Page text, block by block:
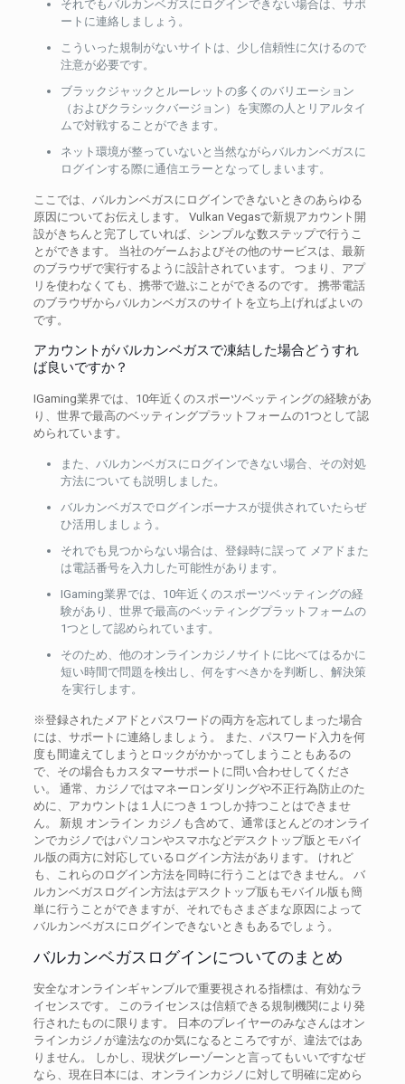
それでもバルカンベガスにログインできない場合は、サポ
ートに連絡しましょう。
こういった規制がないサイトは、少し信頼性に欠けるので
注意が必要です。
ブラックジャックとルーレットの多くのバリエーション
（およびクラシックバージョン）を実際の人とリアルタイ
ムで対戦することができます。
ネット環境が整っていないと当然ながらバルカンベガスに
ログインする際に通信エラーとなってしまいます。
ここでは、バルカンベガスにログインできないときのあらゆる
原因についてお伝えします。 Vulkan Vegasで新規アカウント開
設がきちんと完了していれば、シンプルな数ステップで行うこ
とができます。 当社のゲームおよびその他のサービスは、最新
のブラウザで実行するように設計されています。 つまり、アプ
リを使わなくても、携帯で遊ぶことができるのです。 携帯電話
のブラウザからバルカンベガスのサイトを立ち上げればよいの
です。
アカウントがバルカンベガスで凍結した場合どうすれ
ば良いですか？
IGaming業界では、10年近くのスポーツベッティングの経験があ
り、世界で最高のベッティングプラットフォームの1つとして認
められています。
また、バルカンベガスにログインできない場合、その対処
方法についても説明しました。
バルカンベガスでログインボーナスが提供されていたらぜ
ひ活用しましょう。
それでも見つからない場合は、登録時に誤って メアドまた
は電話番号を入力した可能性があります。
IGaming業界では、10年近くのスポーツベッティングの経
験があり、世界で最高のベッティングプラットフォームの
1つとして認められています。
そのため、他のオンラインカジノサイトに比べてはるかに
短い時間で問題を検出し、何をすべきかを判断し、解決策
を実行します。
※登録されたメアドとパスワードの両方を忘れてしまった場合
には、サポートに連絡しましょう。 また、パスワード入力を何
度も間違えてしまうとロックがかかってしまうこともあるの
で、その場合もカスタマーサポートに問い合わせしてくださ
い。 通常、カジノではマネーロンダリングや不正行為防止のた
めに、アカウントは１人につき１つしか持つことはできませ
ん。 新規 オンライン カジノも含めて、通常ほとんどのオンライ
ンでカジノではパソコンやスマホなどデスクトップ版とモバイ
ル版の両方に対応しているログイン方法があります。 けれど
も、これらのログイン方法を同時に行うことはできません。 バ
ルカンベガスログイン方法はデスクトップ版もモバイル版も簡
単に行うことができますが、それでもさまざまな原因によって
バルカンベガスにログインできないときもあるでしょう。
バルカンベガスログインについてのまとめ
安全なオンラインギャンブルで重要視される指標は、有効なラ
イセンスです。 このライセンスは信頼できる規制機関により発
行されたものに限ります。 日本のプレイヤーのみなさんはオン
ラインカジノが違法なのか気になるところですが、違法ではあ
りません。 しかし、現状グレーゾーンと言ってもいいですなぜ
なら、現在日本には、オンラインカジノに対して明確に定めら